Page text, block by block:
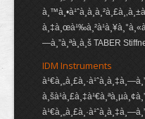
—à¸”à¸ªà¸­à¸š TABER
IDM Instruments